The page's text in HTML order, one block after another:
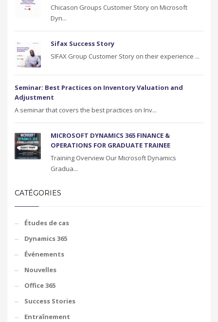
Chicason Groups Customer Story on Microsoft
Dyn...
Sifax Success Story
SIFAX Group Customer Story on their experience ...
Seminar: Best Practices on Inventory Valuation and
Adjustment
A seminar that covers the best practices on Inv...
MICROSOFT DYNAMICS 365 FINANCE &
OPERATIONS FOR GRADUATE TRAINEE
Training Overview Our Microsoft Dynamics
Gradua...
CATÉGORIES
Études de cas
Dynamics 365
Événements
Nouvelles
Office 365
Success Stories
Entraînement